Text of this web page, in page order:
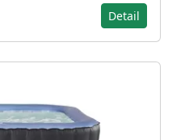
Detail